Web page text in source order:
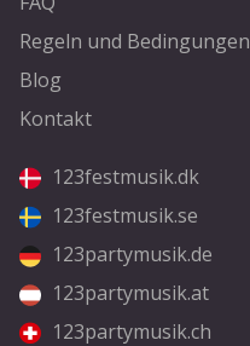
Regeln und Bedingungen
Blog
Kontakt
123festmusik.dk
123festmusik.se
123partymusik.de
123partymusik.at
123partymusik.ch